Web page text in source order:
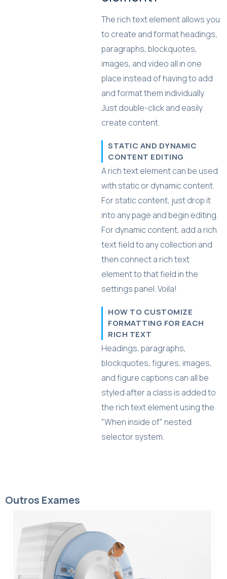
The rich text element allows you
to create and format headings,
paragraphs, blockquotes,
images, and video all in one
place instead of having to add
and format them individually.
Just double-click and easily
create content.
STATIC AND DYNAMIC
CONTENT EDITING
A rich text element can be used
with static or dynamic content.
For static content, just drop it
into any page and begin editing.
For dynamic content, add a rich
text field to any collection and
then connect a rich text
element to that field in the
settings panel. Voila!
HOW TO CUSTOMIZE
FORMATTING FOR EACH
RICH TEXT
Headings, paragraphs,
blockquotes, figures, images,
and figure captions can all be
styled after a class is added to
the rich text element using the
"When inside of" nested
selector system.
Outros Exames